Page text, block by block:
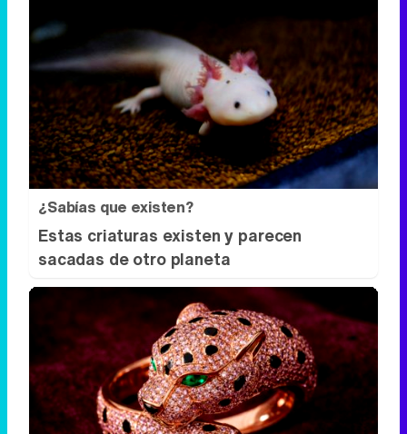
¿Sabías que existen?
Estas criaturas existen y parecen
sacadas de otro planeta